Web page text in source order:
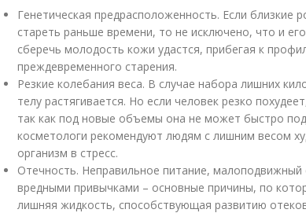
Генетическая предрасположенность. Если близкие
стареть раньше времени, то не исключено, что и
сберечь молодость кожи удастся, прибегая к
преждевременного старения.
Резкие колебания веса. В случае набора лишних
телу растягивается. Но если человек резко
так как под новые объемы она не может быстро
косметологи рекомендуют людям с лишним весом
организм в стресс.
Отечность. Неправильное питание,
вредными привычками – основные причины, по
лишняя жидкость, способствующая развитию